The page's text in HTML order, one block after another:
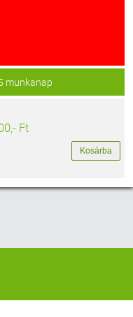
munkanap
Ft